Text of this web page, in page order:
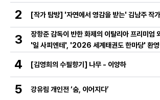
2 [작가 탐방] '자연에서 영감을 받는' 김남주 작가
3
장항준 감독이 반한 화제의 이탈리아 프리미엄
'일 사피엔테', '2026 세계태권도 한마당' 환영
4 [김영희의 수필향기] 나무 - 이양하
5 강유림 개인전 ‘숨, 이어지다’